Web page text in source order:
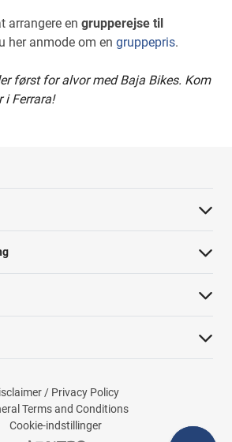
arrangere en grupperejse til
her anmode om en gruppepris.
først for alvor med Baja Bikes. Kom
i Ferrara!
højdepunkter
højdepunkter/ Privacy Policy
Terms and Conditions
Cookie-indstillinger